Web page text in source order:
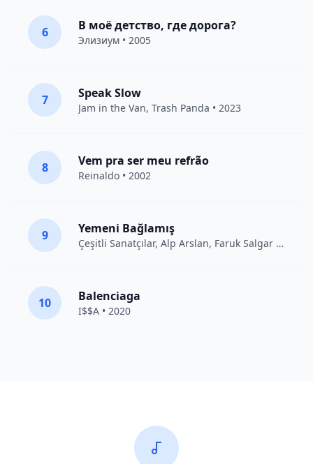
6 В моё детство, где дорога?
Элизиум • 2005
7 Speak Slow
Jam in the Van, Trash Panda • 2023
8 Vem pra ser meu refrão
Reinaldo • 2002
9 Yemeni Bağlamış
Çeşitli Sanatçılar, Alp Arslan, Faruk Salgar • 2012
10 Balenciaga
I$$A • 2020